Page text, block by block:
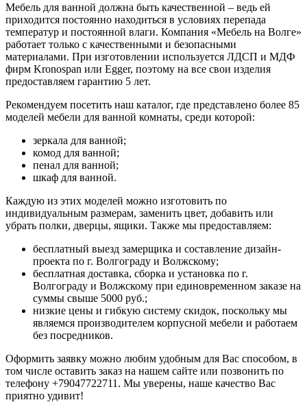
Мебель для ванной должна быть качественной – ведь ей
приходится постоянно находиться в условиях перепада
температур и постоянной влаги. Компания «Мебель на Волге»
работает только с качественными и безопасными
материалами. При изготовлении используется ЛДСП и МДФ
фирм Kronospan или Egger, поэтому на все свои изделия
предоставляем гарантию 5 лет.
Рекомендуем посетить наш каталог, где представлено более 85
моделей мебели для ванной комнаты, среди которой:
зеркала для ванной;
комод для ванной;
пенал для ванной;
шкаф для ванной.
Каждую из этих моделей можно изготовить по
индивидуальным размерам, заменить цвет, добавить или
убрать полки, дверцы, ящики. Также мы предоставляем:
бесплатный выезд замерщика и составление дизайн-
проекта по г. Волгограду и Волжскому;
бесплатная доставка, сборка и установка по г.
Волгограду и Волжскому при единовременном заказе на
суммы свыше 5000 руб.;
низкие цены и гибкую систему скидок, поскольку мы
являемся производителем корпусной мебели и работаем
без посредников.
Оформить заявку можно любим удобным для Вас способом, в
том числе оставить заказ на нашем сайте или позвонить по
телефону +79047722711. Мы уверены, наше качество Вас
приятно удивит!